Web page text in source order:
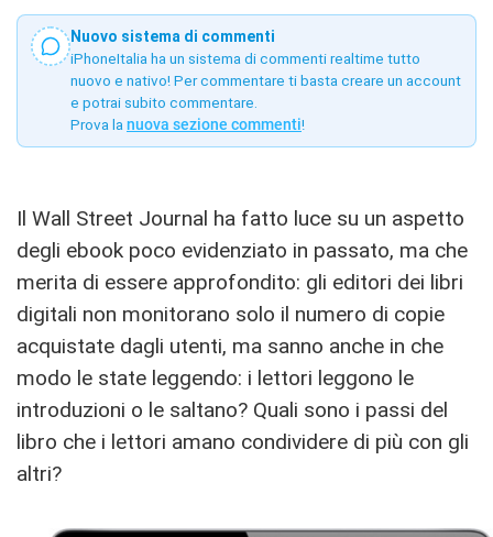
Nuovo sistema di commenti
iPhoneItalia ha un sistema di commenti realtime tutto
nuovo e nativo! Per commentare ti basta creare un account
e potrai subito commentare.
Prova la nuova sezione commenti!
Il Wall Street Journal ha fatto luce su un aspetto
degli ebook poco evidenziato in passato, ma che
merita di essere approfondito: gli editori dei libri
digitali non monitorano solo il numero di copie
acquistate dagli utenti, ma sanno anche in che
modo le state leggendo: i lettori leggono le
introduzioni o le saltano? Quali sono i passi del
libro che i lettori amano condividere di più con gli
altri?